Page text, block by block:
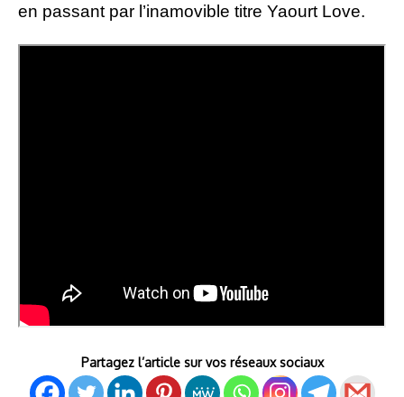
en passant par l’inamovible titre Yaourt Love.
Partagez l’article sur vos réseaux sociaux